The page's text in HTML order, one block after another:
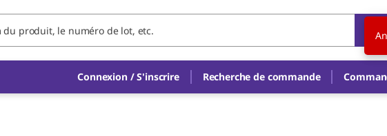
Connexion / S'inscrire Recherche de commande